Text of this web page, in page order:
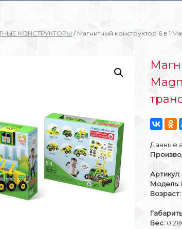
КОНСТРУКТОРЫ / Магнитный конструктор 6 в 1
Данные
Артикул:
Модель:
Возраст:
Вес: